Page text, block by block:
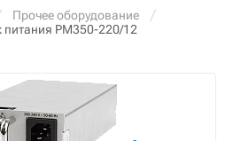
Прочее оборудование
питания PM350-220/12